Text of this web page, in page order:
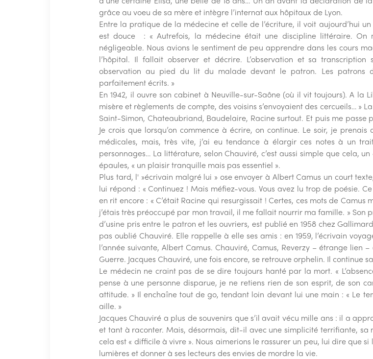
grâce au voeu de sa mère et intègre l’internat aux hôpitaux de Lyon.
Entre la pratique de la médecine et celle de l’écriture, il voit aujourd’hui
est douce : « Autrefois, la médecine était une discipline littéraire. On
négligeable. Nous avions le sentiment de peu apprendre dans les cours
l’hôpital. Il fallait observer et décrire. L’observation et sa transcription
observation au pied du lit du malade devant le patron. Les patrons
parfaitement écrits. »
En 1942, il ouvre son cabinet à Neuville-sur-Saône (où il vit toujours). A la
misère et règlements de compte, des voisins s’envoyaient des cercueils… »
Saint-Simon, Chateaubriand, Baudelaire, Racine surtout. Et puis me passe
Je crois que lorsqu’on commence à écrire, on continue. Le soir, je
médicales, mais, très vite, j’ai eu tendance à élargir ces notes à un
personnages… La littérature, selon Chauviré, c’est aussi simple que cela,
épaules, « un plaisir tranquille mais pas essentiel ».
Plus tard, l' »écrivain malgré lui » ose envoyer à Albert Camus un court
lui répond : « Continuez ! Mais méfiez-vous. Vous avez lu trop de poésie.
en rit encore : « C’était Racine qui resurgissait ! Certes, ces mots de
j’étais très préoccupé par mon travail, il me fallait nourrir ma famille. » Son
d’usine pris entre le patron et les ouvriers, est publié en 1958 chez
pas oublié Chauviré. Elle rappelle à elle ses amis : en 1959, l’écrivain
l’année suivante, Albert Camus. Chauviré, Camus, Reverzy – étrange
Guerre. Jacques Chauviré, une fois encore, se retrouve orphelin. Il continue
Le médecin ne craint pas de se dire toujours hanté par la mort. «
pense à une personne disparue, je ne retiens rien de son esprit, de son
attitude. » Il enchaîne tout de go, tendant loin devant lui une main : « Le
aille. »
Jacques Chauviré a plus de souvenirs que s’il avait vécu mille ans : il a
et tant à raconter. Mais, désormais, dit-il avec une simplicité terrifiante, sa
cela est « difficile à vivre ». Nous aimerions le rassurer un peu, lui dire que
lumières et donner à ses lecteurs des envies de mordre la vie.